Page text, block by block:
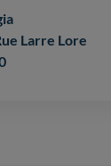
Larre Lore